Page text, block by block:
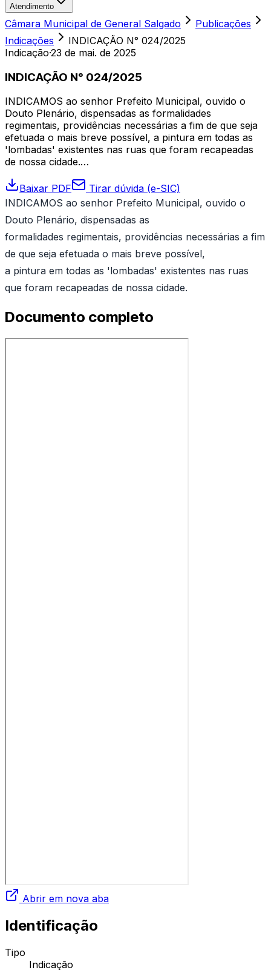
Atendimento
Câmara Municipal de General Salgado
Publicações
Indicações
INDICAÇÃO N° 024/2025
Indicação·23 de mai. de 2025
INDICAÇÃO N° 024/2025
INDICAMOS ao senhor Prefeito Municipal, ouvido o
Douto Plenário, dispensadas as formalidades
regimentais, providências necessárias a fim de que seja
efetuada o mais breve possível, a pintura em todas as
'lombadas' existentes nas ruas que foram recapeadas
de nossa cidade.…
Baixar PDF
Tirar dúvida (e-SIC)
INDICAMOS ao senhor Prefeito Municipal, ouvido o
Douto Plenário, dispensadas as
formalidades regimentais, providências necessárias a fim
de que seja efetuada o mais breve possível,
a pintura em todas as 'lombadas' existentes nas ruas
que foram recapeadas de nossa cidade.
Documento completo
Abrir em nova aba
Identificação
Tipo
Indicação